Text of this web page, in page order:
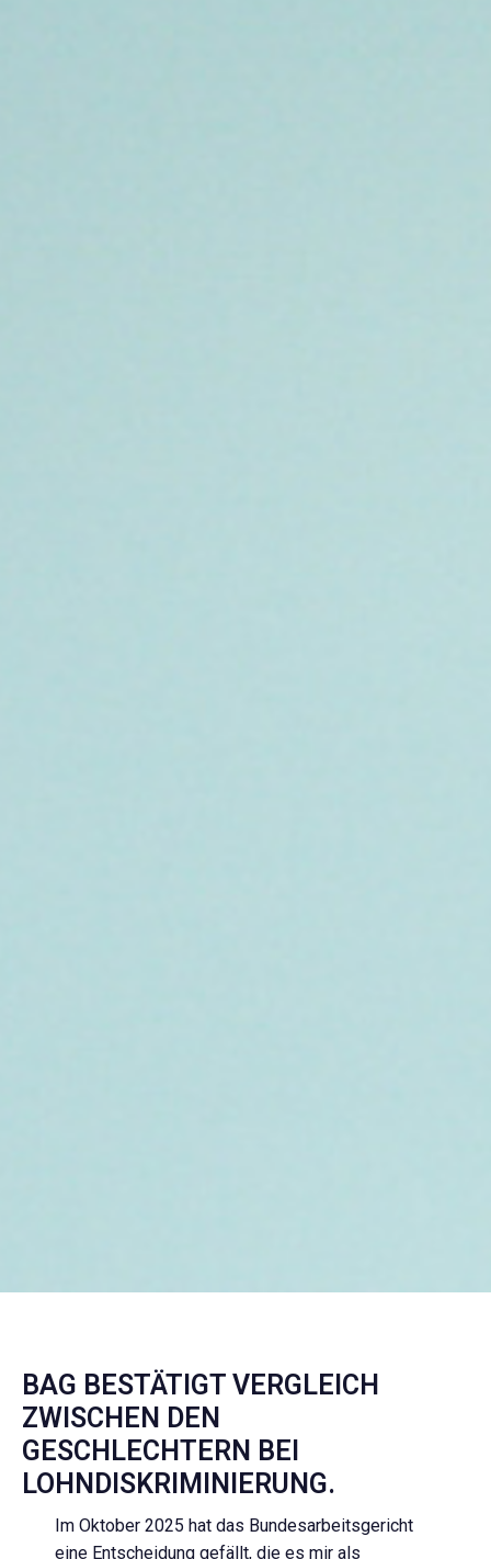
BAG BESTÄTIGT VERGLEICH
ZWISCHEN DEN
GESCHLECHTERN BEI
LOHNDISKRIMINIERUNG.
Im Oktober 2025 hat das Bundesarbeitsgericht
eine Entscheidung gefällt, die es mir als